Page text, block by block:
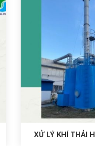
XỬ LÝ KHÍ THẢI